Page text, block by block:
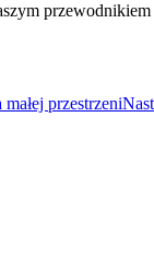
przewodnikiem
przestrzeni